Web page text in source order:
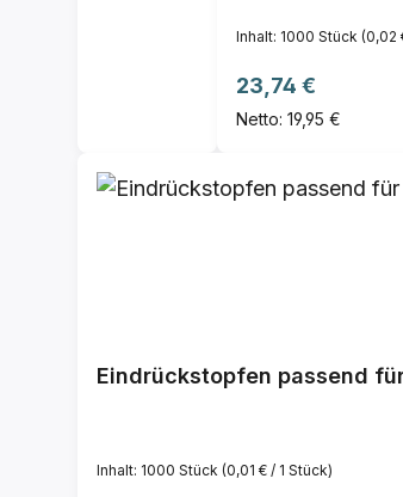
Inhalt: 1000 Stück (0,02
Regulärer Preis:
23,74 €
Netto: 19,95 €
Eindrückstopfen passend
Inhalt: 1000 Stück (0,01 € / 1 Stück)